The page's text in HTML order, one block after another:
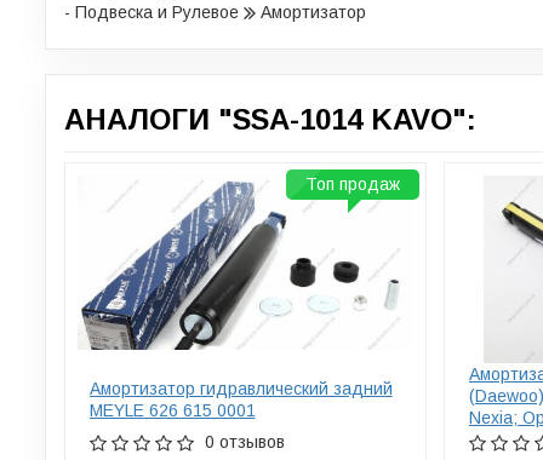
- Подвеска и Рулевое
Амортизатор
АНАЛОГИ "SSA-1014 KAVO":
Амортизатор гидравлический задний
MEYLE 626 615 0001
0 отзывов
Топ продаж
Nexia;
SACHS